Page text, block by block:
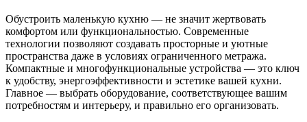
Обустроить маленькую кухню — не значит жертвовать
комфортом или функциональностью. Современные
технологии позволяют создавать просторные и уютные
пространства даже в условиях ограниченного метража.
Компактные и многофункциональные устройства — это ключ
к удобству, энергоэффективности и эстетике вашей кухни.
Главное — выбрать оборудование, соответствующее вашим
потребностям и интерьеру, и правильно его организовать.